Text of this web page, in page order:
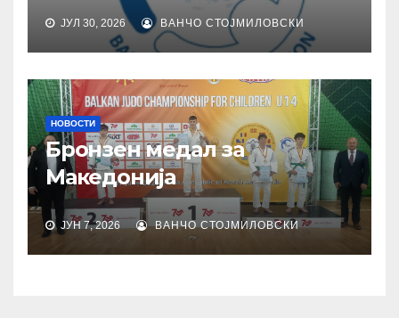
ЈУЛ 30, 2026 ВАНЧО СТОЈМИЛОВСКИ
НОВОСТИ
Бронзен медал за
Македонија
ЈУН 7, 2026 ВАНЧО СТОЈМИЛОВСКИ